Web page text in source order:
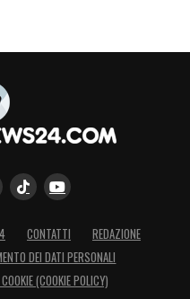
CONTATTI
REDAZIONE
DEI DATI PERSONALI
(COOKIE POLICY)